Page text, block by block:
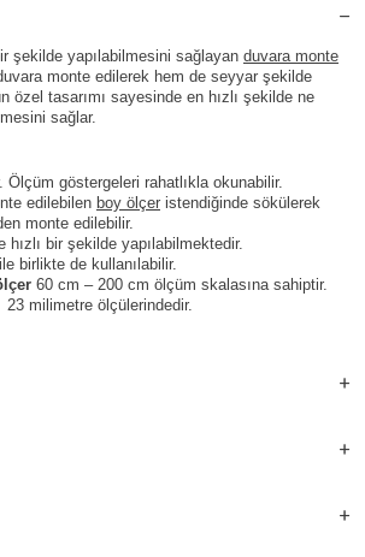
şekilde yapılabilmesini sağlayan duvara monte
monte edilerek hem de seyyar şekilde
özel tasarımı sayesinde en hızlı şekilde ne
sağlar.
Ölçüm göstergeleri rahatlıkla okunabilir.
edilebilen boy ölçer istendiğinde sökülerek
monte edilebilir.
bir şekilde yapılabilmektedir.
birlikte de kullanılabilir.
60 cm – 200 cm ölçüm skalasına sahiptir.
milimetre ölçülerindedir.